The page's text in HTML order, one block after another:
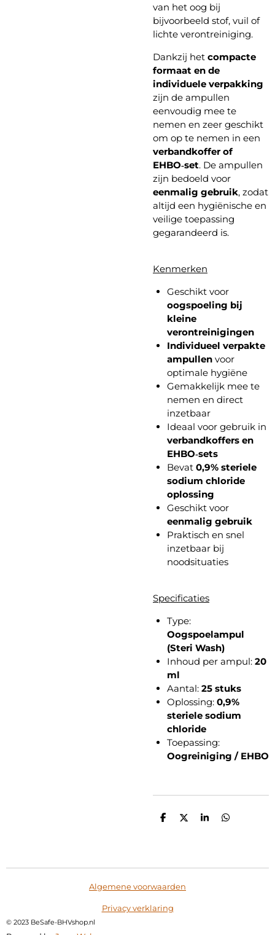
van het oog bij
bijvoorbeeld stof, vuil of
lichte verontreiniging.
Dankzij het compacte
formaat en de
individuele verpakking
zijn de ampullen
eenvoudig mee te
nemen en zeer geschikt
om op te nemen in een
verbandkoffer of
EHBO‑set. De ampullen
zijn bedoeld voor
eenmalig gebruik, zodat
altijd een hygiënische en
veilige toepassing
gegarandeerd is.
Kenmerken
Geschikt voor
oogspoeling bij
kleine
verontreinigingen
Individueel verpakte
ampullenvoor
optimale hygiëne
Gemakkelijk mee te
nemen en direct
inzetbaar
Ideaal voor gebruik in
verbandkoffers en
EHBO‑sets
Bevat 0,9% steriele
sodium chloride
oplossing
Geschikt voor
eenmalig gebruik
Praktisch en snel
inzetbaar bij
noodsituaties
Specificaties
Type:
Oogspoelampul
(Steri Wash)
Inhoud per ampul: 20
ml
Aantal: 25 stuks
Oplossing: 0,9%
steriele sodium
chloride
Toepassing:
Oogreiniging / EHBO
D
D
S
D
Algemene voorwaarden
Privacy verklaring
© 2023 BeSafe-BHVshop.nl